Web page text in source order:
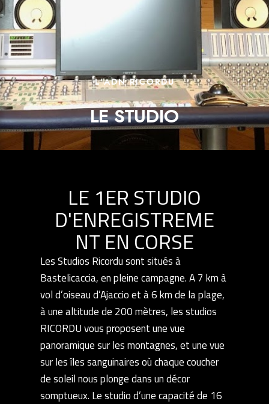
L'ADN RICORDU
LE STUDIO
LE 1ER STUDIO
D'ENREGISTREME
NT EN CORSE
Les Studios Ricordu sont situés à
Bastelicaccia, en pleine campagne. A 7 km à
vol d’oiseau d’Ajaccio et à 6 km de la plage,
à une altitude de 200 mètres, les studios
RICORDU vous proposent une vue
panoramique sur les montagnes, et une vue
sur les îles sanguinaires où chaque coucher
de soleil nous plonge dans un décor
somptueux. Le studio d’une capacité de 16